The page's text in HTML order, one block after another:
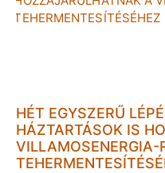
HÉT EGYSZERŰ
HÁZTARTÁSOK IS
VILLAMOSENERGIA-